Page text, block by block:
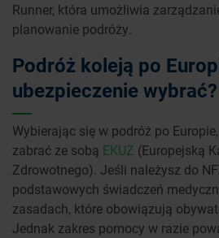
Runner, która umożliwia
planowanie podróży.
Podróż koleją po
ubezpieczenie wybrać?
Wybierając się w podróż po
zabrać ze sobą EKUZ (Europejską
Zdrowotnego). Jeśli należysz do
podstawowych świadczeń
zasadach, które obowiązują
Jednak zakres pomocy w razie